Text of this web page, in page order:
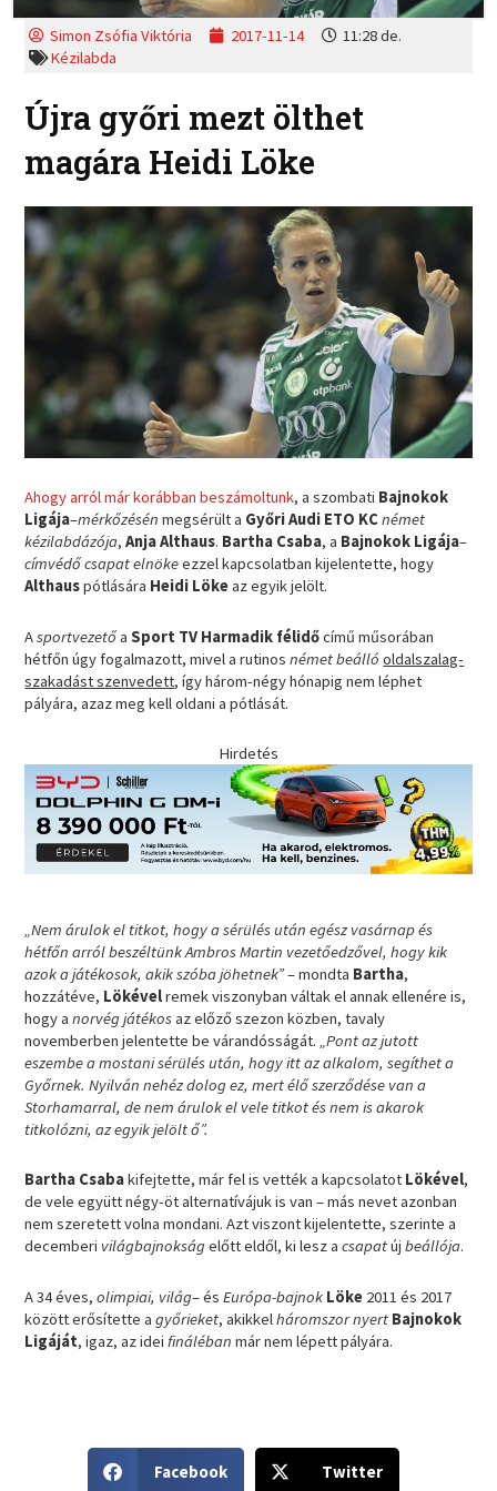
Simon Zsófia Viktória 2017-11-14
11:28 de.
Kézilabda
Újra győri mezt ölthet
magára Heidi Löke
Ahogy arról már korábban beszámoltunk, a szombati Bajnokok
Ligája–mérkőzésén megsérült a Győri Audi ETO KCnémet
kézilabdázója,Anja Althaus. Bartha Csaba, a Bajnokok Ligája–
címvédő csapatelnökeezzel kapcsolatban kijelentette, hogy
Althauspótlására Heidi Lökeaz egyik jelölt.
AsportvezetőaSport TV Harmadik félidőcímű műsorában
hétfőn úgy fogalmazott, mivel a rutinosnémet beálló oldalszalag-
szakadást szenvedett, így három-négy hónapig nem léphet
pályára, azaz meg kell oldani a pótlását.
Hirdetés
„Nem árulok el titkot, hogy a sérülés után egész vasárnap és
hétfőn arról beszéltünk Ambros Martin vezetőedzővel, hogy kik
azok a játékosok, akik szóba jöhetnek”– mondta Bartha,
hozzátéve, Lökévelremek viszonyban váltak el annak ellenére is,
hogy anorvég játékosaz előző szezon közben, tavaly
novemberben jelentette be várandósságát.„Pont az jutott
eszembe a mostani sérülés után, hogy itt az alkalom, segíthet a
Győrnek. Nyilván nehéz dolog ez, mert élő szerződése van a
Storhamarral, de nem árulok el vele titkot és nem is akarok
titkolózni, az egyik jelölt ő”.
Bartha Csabakifejtette, már fel is vették a kapcsolatot Lökével,
de vele együtt négy-öt alternatívájuk is van – más nevet azonban
nem szeretett volna mondani. Azt viszont kijelentette, szerinte a
decemberi világbajnokságelőtt eldől, ki lesz acsapatújbeállója.
A 34 éves,olimpiai, világ– ésEurópa-bajnok Löke 2011 és 2017
között erősítette agyőrieket, akikkelháromszor nyert Bajnokok
Ligáját, igaz, az ideifináléban már nem lépett pályára.
h
Facebook
h
Twitter